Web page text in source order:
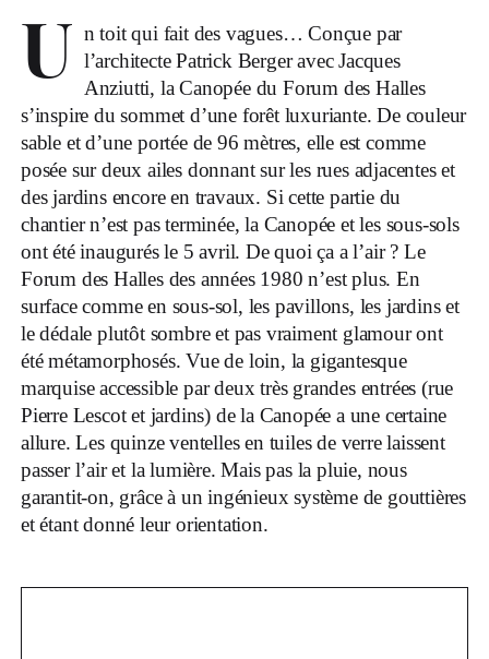
U n toit qui fait des vagues… Conçue par
l’architecte Patrick Berger avec Jacques
Anziutti, la Canopée du Forum des Halles
s’inspire du sommet d’une forêt luxuriante. De couleur
sable et d’une portée de 96 mètres, elle est comme
posée sur deux ailes donnant sur les rues adjacentes et
des jardins encore en travaux. Si cette partie du
chantier n’est pas terminée, la Canopée et les sous-sols
ont été inaugurés le 5 avril. De quoi ça a l’air ? Le
Forum des Halles des années 1980 n’est plus. En
surface comme en sous-sol, les pavillons, les jardins et
le dédale plutôt sombre et pas vraiment glamour ont
été métamorphosés. Vue de loin, la gigantesque
marquise accessible par deux très grandes entrées (rue
Pierre Lescot et jardins) de la Canopée a une certaine
allure. Les quinze ventelles en tuiles de verre laissent
passer l’air et la lumière. Mais pas la pluie, nous
garantit-on, grâce à un ingénieux système de gouttières
et étant donné leur orientation.